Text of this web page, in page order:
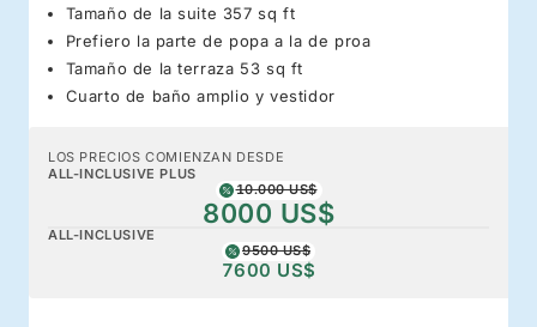
Tamaño de la suite 357 sq ft
Prefiero la parte de popa a la de proa
Tamaño de la terraza 53 sq ft
Cuarto de baño amplio y vestidor
LOS PRECIOS COMIENZAN DESDE
ALL-INCLUSIVE PLUS
10.000 US$
8000 US$
ALL-INCLUSIVE
9500 US$
7600 US$